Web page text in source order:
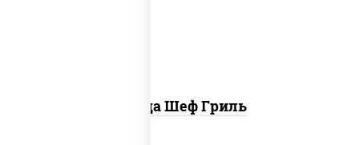
Пицца Шеф Гриль